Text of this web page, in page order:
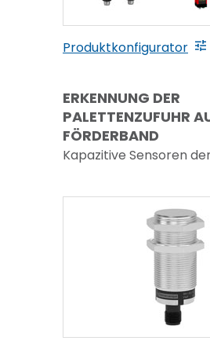
Produktkonfigurator
ERKENNUNG DER
PALETTENZUFUHR
FÖRDERBAND
Kapazitive Sensoren